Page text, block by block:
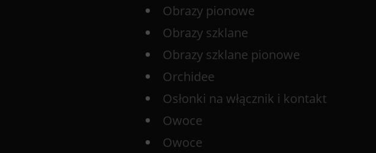
Obrazy pionowe
Obrazy szklane
Obrazy szklane pionowe
Orchidee
Osłonki na włącznik i kontakt
Owoce
Owoce